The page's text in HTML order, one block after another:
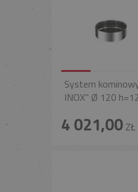
System
INOX" Ø 120
4 021,00ZŁ